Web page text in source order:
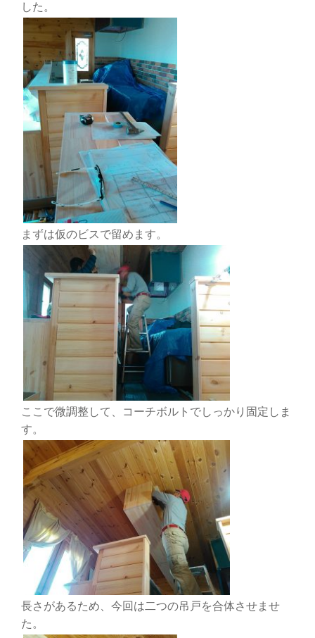
した。
まずは仮のビスで留めます。
ここで微調整して、コーチボルトでしっかり固定しま
す。
長さがあるため、今回は二つの吊戸を合体させませ
た。